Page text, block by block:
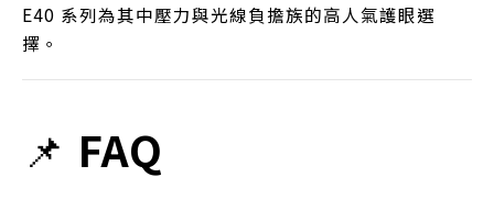
E40 系列為其中壓力與光線負擔族的高人氣護眼選
擇。
📌 FAQ